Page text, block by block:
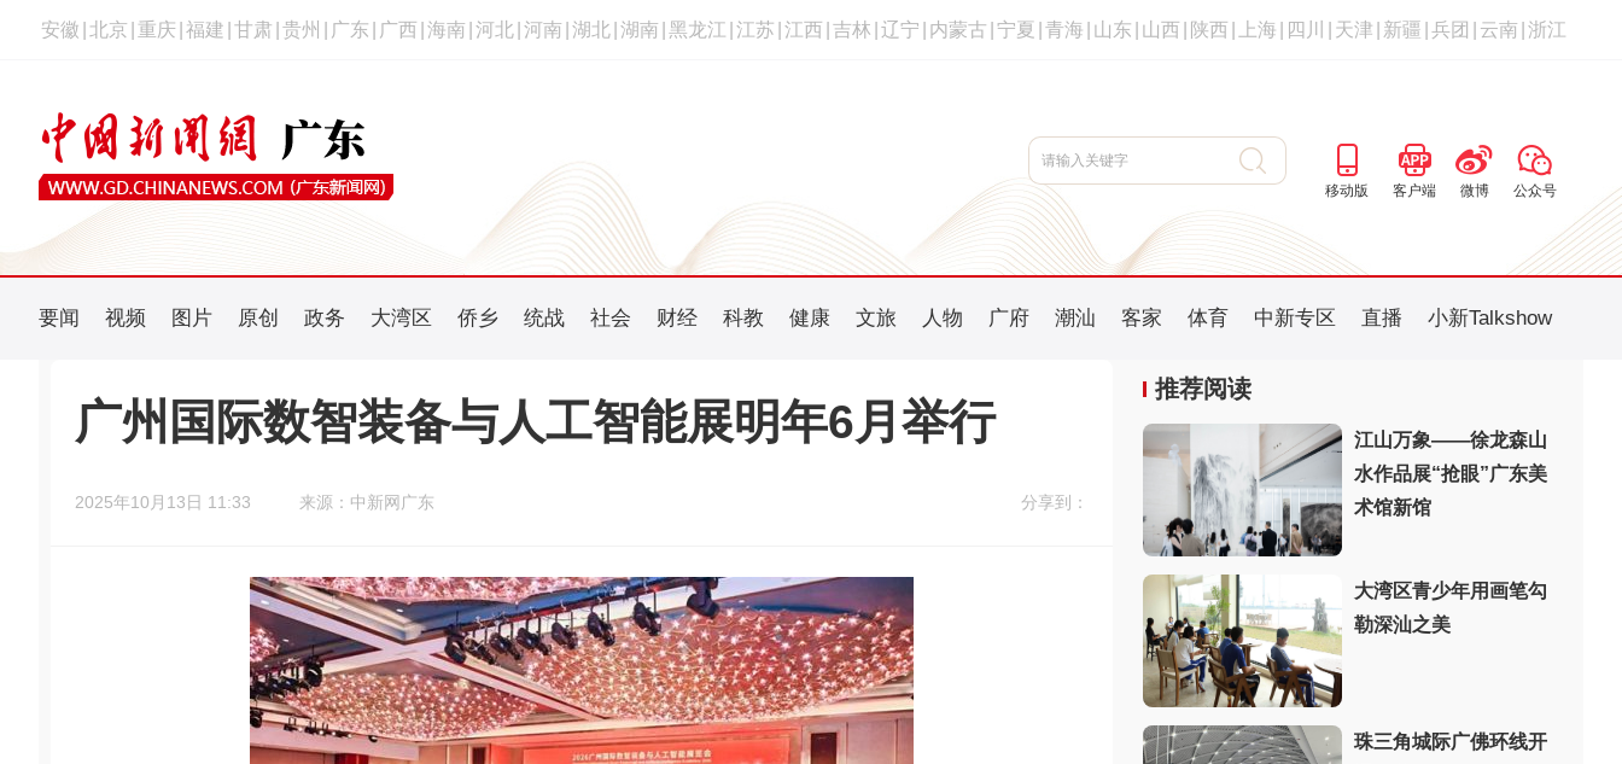
安徽 北京 重庆 福建 甘肃 贵州 广东 广西 海南 河北 河南 湖北 湖南 黑龙江 江苏 江西 吉林 辽宁 内蒙古 宁夏 青海 山东 山西 陕西 上海 四川 天津 新疆 兵团 云南 浙江
移动版 客户端 微博 公众号
要闻 视频 图片 原创 政务 大湾区 侨乡 统战 社会 财经 科教 健康 文旅 人物 广府 潮汕 客家 体育 中新专区 直播 小新Talkshow
广州国际数智装备与人工智能展明年6月举行
2025年10月13日 11:33 来源：中新网广东 分享到：
推荐阅读
江山万象——徐龙森山
水作品展“抢眼”广东美
术馆新馆
大湾区青少年用画笔勾
勒深汕之美
珠三角城际广佛环线开